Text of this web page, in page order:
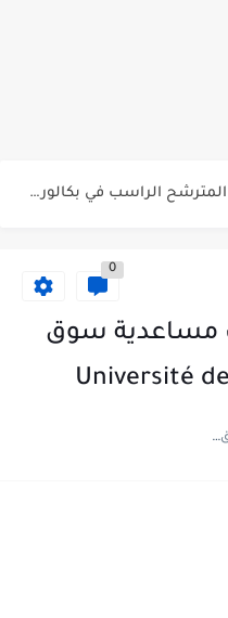
الآن كشف نقاط المترشح الراسب في بكالوريا 2026 Relevé de...
استخراج كشف نقاط شهادة البكالوريا 2026 bac.onec.dz relevè
0
مساعدية سوق